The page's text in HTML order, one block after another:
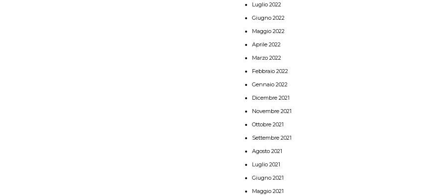
Luglio 2022
Giugno 2022
Maggio 2022
Aprile 2022
Marzo 2022
Febbraio 2022
Gennaio 2022
Dicembre 2021
Novembre 2021
Ottobre 2021
Settembre 2021
Agosto 2021
Luglio 2021
Giugno 2021
Maggio 2021